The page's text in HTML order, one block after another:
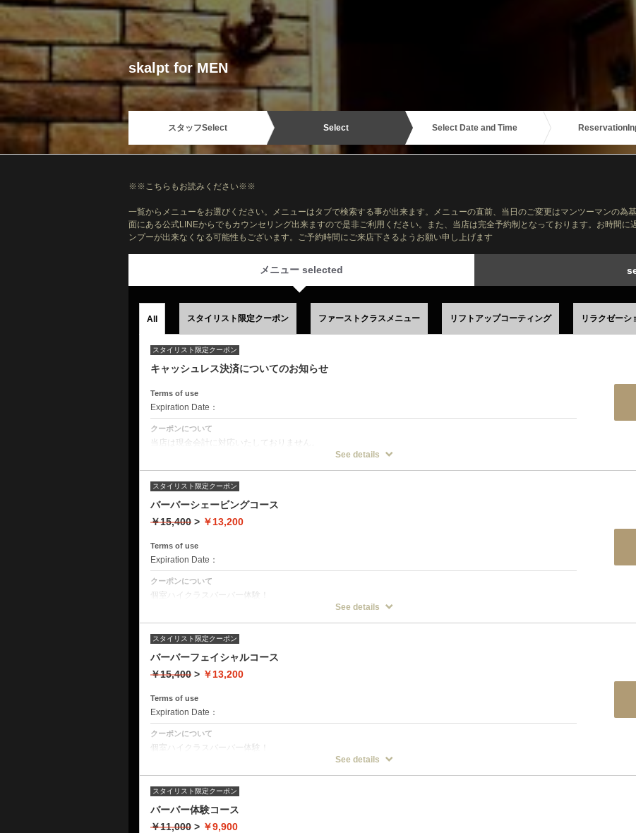
skalpt for MEN
スタッフSelect Select Select Date and Time Reservation
※※こちらもお読みください※※
一覧からメニューをお選びください。メニューはタブで検索する事が出来ます。メニューの直前、当日のご変更はマンツーマンの為
面にある公式LINEからでもカウンセリング出来ますので是非ご利用ください。また、当店は完全予約制となっております。お時間に
ンプーが出来なくなる可能性もございます。ご予約時間にご来店下さるようお願い申し上げます
メニュー selected
All スタイリスト限定クーポン ファーストクラスメニュー リフトアップコーティング リラクゼーシ
スタイリスト限定クーポン
キャッシュレス決済についてのお知らせ
Terms of use
Expiration Date：
クーポンについて
当店は現金会計に対応いたしておりません。
お支払いでご利用いただけるのはクレジットカード主要５社、ペイペイ、交通系IC(Suicaなど)、クイックペイ、
お支払いはできませんのでご注意お願いいたします。
See details
スタイリスト限定クーポン
バーバーシェービングコース
￥15,400 > ￥13,200
Terms of use
Expiration Date：
クーポンについて
個室ハイクラスバーバー体験！
カミソリを使える理容師限定メニュー。対応スタッフは理容師のみとなります。
シャンプー＋デザインカット＋眉シェービング＆襟そり＋お顔全体ミストシェービング＋フェイス保湿パック＋
頭皮洗浄
See details
スタイリスト限定クーポン
バーバーフェイシャルコース
￥15,400 > ￥13,200
Terms of use
Expiration Date：
クーポンについて
個室ハイクラスバーバー体験！
カミソリを使える理容師限定メニュー。対応スタッフは理容師のみとなります。
シャンプー＋デザインカット＋眉シェービング＆襟そり＋ミストフェイシャルエステ＋フェイス保湿パック＋頭
皮洗浄
See details
スタイリスト限定クーポン
バーバー体験コース
￥11,000 > ￥9,900